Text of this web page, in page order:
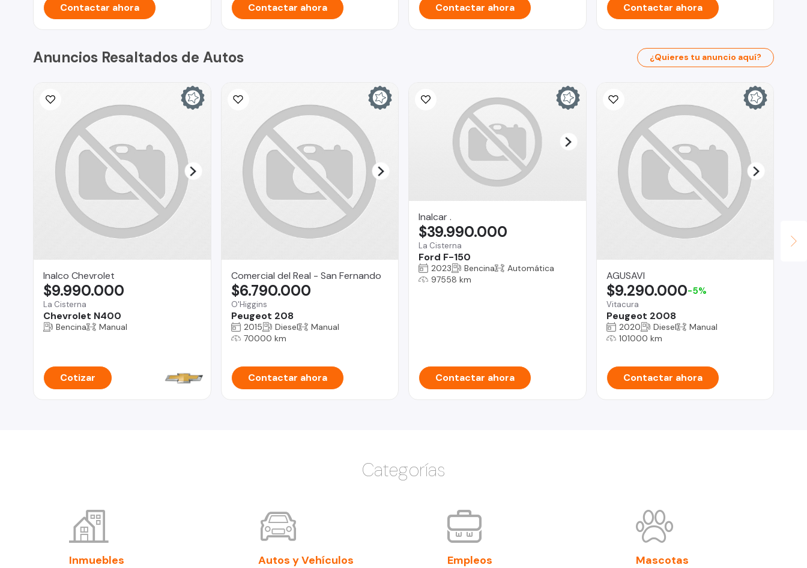
Contactar ahora Contactar ahora Contactar ahora Contactar ahora
Anuncios Resaltados de Autos ¿Quieres tu anuncio aquí?
Inalco Chevrolet
La Cisterna
Chevrolet N400
$9.990.000
Bencina Manual
Cotizar
Comercial del Real - San Fernando
O'Higgins
Peugeot 208
$6.790.000
2015 Diesel
Manual
70000 km
Contactar ahora
Inalcar .
La Cisterna
Ford F-150
$39.990.000
2023 Bencina
Automática
97558 km
Contactar ahora
AGUSAVI
Vitacura
Peugeot 2008
$9.290.000-5%
2020 Diesel
Manual
101000 km
Contactar ahora
La
Categorías
Inmuebles Autos y Vehículos Empleos Mascotas